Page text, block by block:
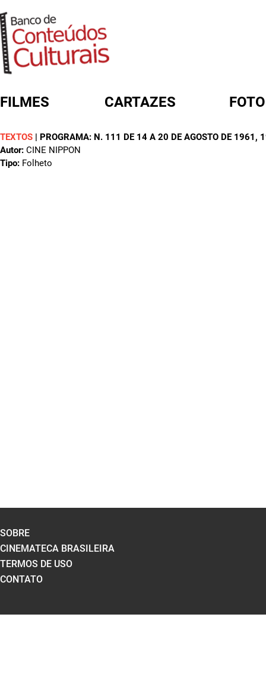
FILMES CARTAZES
TEXTOS | PROGRAMA: N. 111 DE 14 A 20 DE AGOSTO DE 1961 ,
Autor: CINE NIPPON
Tipo: Folheto
FORMULÁRIO DE BUSCA
SOBRE
CINEMATECA BRASILEIRA
TERMOS DE USO
CONTATO